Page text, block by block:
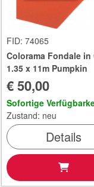
FID: 74065
Colorama Fondale in
1.35 x 11m Pumpkin
€ 50,00
Sofortige
Zustand: neu
Details